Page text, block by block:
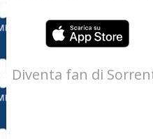
Diventa fan di